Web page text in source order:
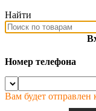
Найти
Номер телефона
Вам будет отправлен